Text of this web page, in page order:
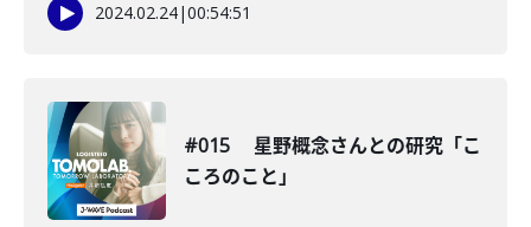
2024.02.24|00:54:51
#015 星野概念さんとの研究「こ
ころのこと」